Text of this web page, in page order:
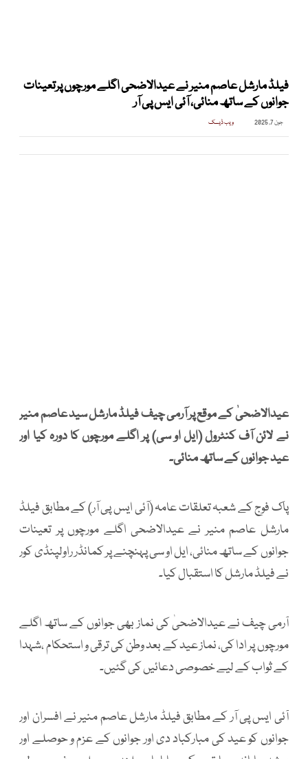
فیلڈ مارشل عاصم منیر نے عیدالاضحی اگلے مورچوں پرتعینات
جوانوں کے ساتھ منائی، آئی ایس پی آر
جون 7, 2025 ویب ڈیسک
عیدالاضحیٰ کے موقع پر آرمی چیف فیلڈ مارشل سید عاصم منیر
نے لائن آف کنٹرول (ایل او سی) پر اگلے مورچوں کا دورہ کیا اور
عید جوانوں کے ساتھ منائی۔
پاک فوج کے شعبہ تعلقات عامہ (آئی ایس پی آر) کے مطابق فیلڈ
مارشل عاصم منیر نے عیدالاضحی اگلے مورچوں پر تعینات
جوانوں کے ساتھ منائی، ایل او سی پہنچنے پر کمانڈر راولپنڈی کور
نے فیلڈ مارشل کا استقبال کیا۔
آرمی چیف نے عیدالاضحیٰ کی نماز بھی جوانوں کے ساتھ اگلے
مورچوں پر ادا کی، نماز عید کے بعد وطن کی ترقی و استحکام ،شہدا
کے ثواب کے لیے خصوصی دعائیں کی گئیں۔
آئی ایس پی آر کے مطابق فیلڈ مارشل عاصم منیر نے افسران اور
جوانوں کو عید کی مبارکباد دی اور جوانوں کے عزم و حوصلے اور